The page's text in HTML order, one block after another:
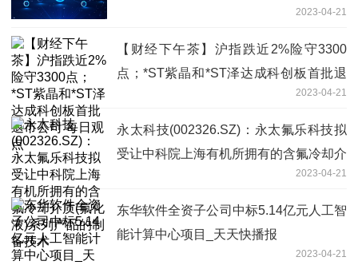
2023-04-21
【财经下午茶】沪指跌近2%险守3300
点；*ST紫晶和*ST泽达成科创板首批退
2023-04-21
永太科技(002326.SZ)：永太氟乐科技拟
受让中科院上海有机所拥有的含氟冷却介
2023-04-21
东华软件全资子公司中标5.14亿元人工智
能计算中心项目_天天快播报
2023-04-21